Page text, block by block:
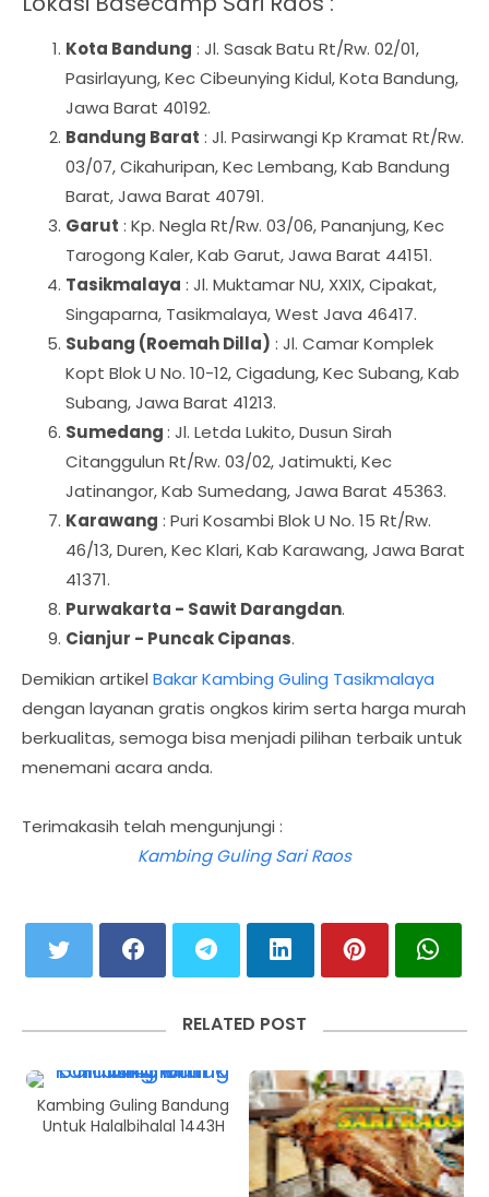
Kota Bandung : Jl. Sasak Batu Rt/Rw. 02/01,
Pasirlayung, Kec Cibeunying Kidul, Kota Bandung,
Jawa Barat 40192.
Bandung Barat : Jl. Pasirwangi Kp Kramat Rt/Rw.
03/07, Cikahuripan, Kec Lembang, Kab Bandung
Barat, Jawa Barat 40791.
Garut : Kp. Negla Rt/Rw. 03/06, Pananjung, Kec
Tarogong Kaler, Kab Garut, Jawa Barat 44151.
Tasikmalaya : Jl. Muktamar NU, XXIX, Cipakat,
Singaparna, Tasikmalaya, West Java 46417.
Subang (Roemah Dilla) : Jl. Camar Komplek
Kopt Blok U No. 10-12, Cigadung, Kec Subang, Kab
Subang, Jawa Barat 41213.
Sumedang: Jl. Letda Lukito, Dusun Sirah
Citanggulun Rt/Rw. 03/02, Jatimukti, Kec
Jatinangor, Kab Sumedang, Jawa Barat 45363.
Karawang : Puri Kosambi Blok U No. 15 Rt/Rw.
46/13, Duren, Kec Klari, Kab Karawang, Jawa Barat
41371.
Purwakarta - Sawit Darangdan.
Cianjur - Puncak Cipanas.
Demikian artikel Bakar Kambing Guling Tasikmalaya
dengan layanan gratis ongkos kirim serta harga murah
berkualitas, semoga bisa menjadi pilihan terbaik untuk
menemani acara anda.
Terimakasih telah mengunjungi :
Kambing Guling Sari Raos
RELATED POST
Kambing Guling Bandung
Untuk Halalbihalal 1443H